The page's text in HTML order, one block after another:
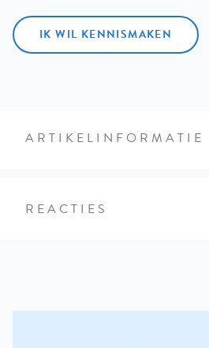
IK WIL KENNISMAKEN
ARTIKELINFORMATIE
REACTIES